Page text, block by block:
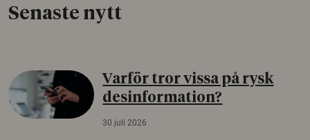
Senaste nytt
Varför tror vissa på rysk
desinformation?
30 juli 2026